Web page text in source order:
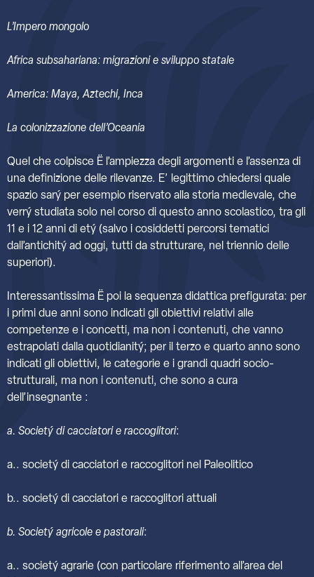
L’Impero mongolo
Africa subsahariana: migrazioni e sviluppo statale
America: Maya, Aztechi, Inca
La colonizzazione dell’Oceania
Quel che colpisce Ë l’ampiezza degli argomenti e l’assenza di
una definizione delle rilevanze. E’ legittimo chiedersi quale
spazio sarý per esempio riservato alla storia medievale, che
verrý studiata solo nel corso di questo anno scolastico, tra gli
11 e i 12 anni di etý (salvo i cosiddetti percorsi tematici
dall’antichitý ad oggi, tutti da strutturare, nel triennio delle
superiori).
Interessantissima Ë poi la sequenza didattica prefigurata: per
i primi due anni sono indicati gli obiettivi relativi alle
competenze e i concetti, ma non i contenuti, che vanno
estrapolati dalla quotidianitý; per il terzo e quarto anno sono
indicati gli obiettivi, le categorie e i grandi quadri socio-
strutturali, ma non i contenuti, che sono a cura
dell’insegnante :
a. Societý di cacciatori e raccoglitori:
a.. societý di cacciatori e raccoglitori nel Paleolitico
b.. societý di cacciatori e raccoglitori attuali
b. Societý agricole e pastorali:
a.. societý agrarie (con particolare riferimento all’area del